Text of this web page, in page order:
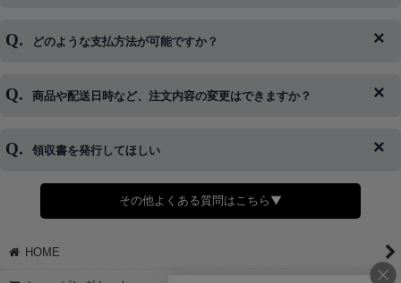
◆即日発送を行なっている関係上、午後以降のご連絡やキャンセル
※発送後、発送準備が完了しお手続きが間に合わない場合は変更、
どのような支払方法が可能ですか？
◆代金引換・クレジットカード・携帯キャリア決済・おねだり決
商品や配送日時など、注文内容の変更はできますか？
◆商品発送前の変更は承っております。
さい。
領収書を発行してほしい
◆領収書はご希望頂いた場合のみ発行しております。
【これからご注文する場合】
STEP2「お届け先・お支払い」ページにて備考欄に下記の記載をお
その他よくある質問はこちら▼
HOME